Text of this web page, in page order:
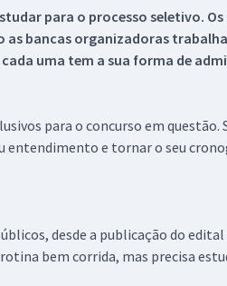
para o processo seletivo.
bancas organizadoras
uma tem a sua forma de
para o concurso em
e tornar o seu
desde a publicação do
bem corrida, mas precisa